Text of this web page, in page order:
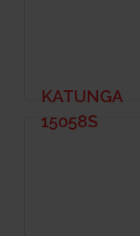
KATUNGA
15058S